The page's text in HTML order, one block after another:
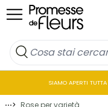
Salta al contenuto
SIAMO APERTI
⋯> Rose per varietà